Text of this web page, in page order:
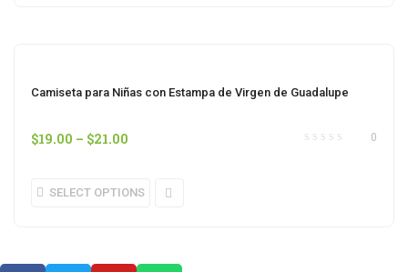
Camiseta para Niñas con Estampa de Virgen de Guadalupe
0
$19.00 – $21.00
SELECT OPTIONS